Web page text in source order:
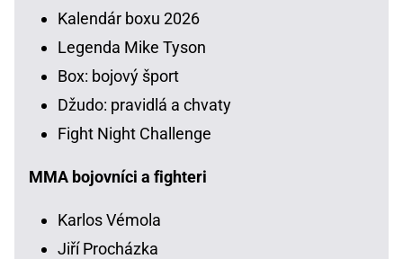
Kalendár boxu 2026
Legenda Mike Tyson
Box: bojový šport
Džudo: pravidlá a chvaty
Fight Night Challenge
MMA bojovníci a fighteri
Karlos Vémola
Jiří Procházka